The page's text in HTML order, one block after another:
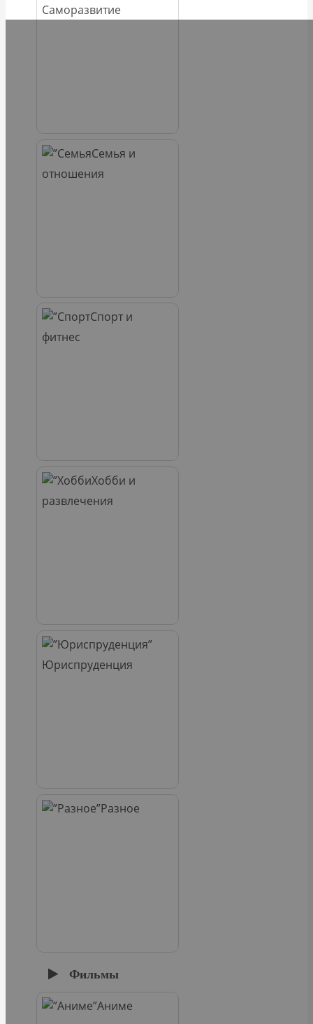
Саморазвитие
Семья и
отношения
Спорт и
фитнес
Хобби и
развлечения
Юриспруденция
Разное
Фильмы
Аниме